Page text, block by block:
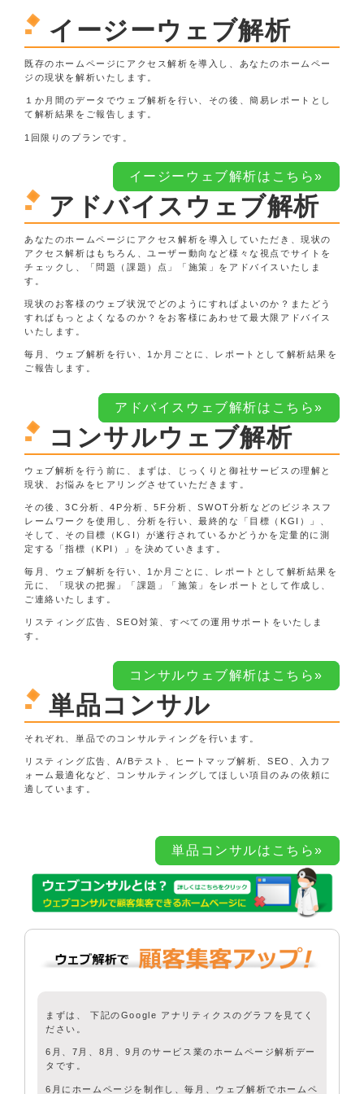
イージーウェブ解析
既存のホームページにアクセス解析を導入し、あなたのホームペー
ジの現状を解析いたします。
１か月間のデータでウェブ解析を行い、その後、簡易レポートとし
て解析結果をご報告します。
1回限りのプランです。
イージーウェブ解析はこちら»
アドバイスウェブ解析
あなたのホームページにアクセス解析を導入していただき、現状の
アクセス解析はもちろん、ユーザー動向など様々な視点でサイトを
チェックし、「問題（課題）点」「施策」をアドバイスいたしま
す。
現状のお客様のウェブ状況でどのようにすればよいのか？またどう
すればもっとよくなるのか？をお客様にあわせて最大限アドバイス
いたします。
毎月、ウェブ解析を行い、1か月ごとに、レポートとして解析結果を
ご報告します。
アドバイスウェブ解析はこちら»
コンサルウェブ解析
ウェブ解析を行う前に、まずは、じっくりと御社サービスの理解と
現状、お悩みをヒアリングさせていただきます。
その後、3C分析、4P分析、5F分析、SWOT分析などのビジネスフ
レームワークを使用し、分析を行い、最終的な「目標（KGI）」、
そして、その目標（KGI）が遂行されているかどうかを定量的に測
定する「指標（KPI）」を決めていきます。
毎月、ウェブ解析を行い、1か月ごとに、レポートとして解析結果を
元に、「現状の把握」「課題」「施策」をレポートとして作成し、
ご連絡いたします。
リスティング広告、SEO対策、すべての運用サポートをいたしま
す。
コンサルウェブ解析はこちら»
単品コンサル
それぞれ、単品でのコンサルティングを行います。
リスティング広告、A/Bテスト、ヒートマップ解析、SEO、入力フ
ォーム最適化など、コンサルティングしてほしい項目のみの依頼に
適しています。
単品コンサルはこちら»
まずは、 下記のGoogle アナリティクスのグラフを見てく
ださい。
6月、7月、8月、9月のサービス業のホームページ解析デー
タです。
6月にホームページを制作し、毎月、ウェブ解析でホームペ